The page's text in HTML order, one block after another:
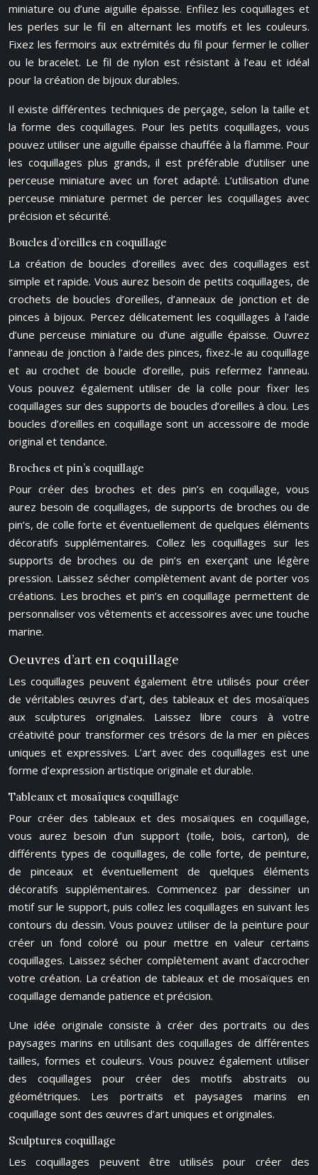
miniature ou d’une aiguille épaisse. Enfilez les coquillages et
les perles sur le fil en alternant les motifs et les couleurs.
Fixez les fermoirs aux extrémités du fil pour fermer le collier
ou le bracelet. Le fil de nylon est résistant à l’eau et idéal
pour la création de bijoux durables.
Il existe différentes techniques de perçage, selon la taille et
la forme des coquillages. Pour les petits coquillages, vous
pouvez utiliser une aiguille épaisse chauffée à la flamme. Pour
les coquillages plus grands, il est préférable d’utiliser une
perceuse miniature avec un foret adapté. L’utilisation d’une
perceuse miniature permet de percer les coquillages avec
précision et sécurité.
Boucles d’oreilles en coquillage
La création de boucles d’oreilles avec des coquillages est
simple et rapide. Vous aurez besoin de petits coquillages, de
crochets de boucles d’oreilles, d’anneaux de jonction et de
pinces à bijoux. Percez délicatement les coquillages à l’aide
d’une perceuse miniature ou d’une aiguille épaisse. Ouvrez
l’anneau de jonction à l’aide des pinces, fixez-le au coquillage
et au crochet de boucle d’oreille, puis refermez l’anneau.
Vous pouvez également utiliser de la colle pour fixer les
coquillages sur des supports de boucles d’oreilles à clou. Les
boucles d’oreilles en coquillage sont un accessoire de mode
original et tendance.
Broches et pin’s coquillage
Pour créer des broches et des pin’s en coquillage, vous
aurez besoin de coquillages, de supports de broches ou de
pin’s, de colle forte et éventuellement de quelques éléments
décoratifs supplémentaires. Collez les coquillages sur les
supports de broches ou de pin’s en exerçant une légère
pression. Laissez sécher complètement avant de porter vos
créations. Les broches et pin’s en coquillage permettent de
personnaliser vos vêtements et accessoires avec une touche
marine.
Oeuvres d’art en coquillage
Les coquillages peuvent également être utilisés pour créer
de véritables œuvres d’art, des tableaux et des mosaïques
aux sculptures originales. Laissez libre cours à votre
créativité pour transformer ces trésors de la mer en pièces
uniques et expressives. L’art avec des coquillages est une
forme d’expression artistique originale et durable.
Tableaux et mosaïques coquillage
Pour créer des tableaux et des mosaïques en coquillage,
vous aurez besoin d’un support (toile, bois, carton), de
différents types de coquillages, de colle forte, de peinture,
de pinceaux et éventuellement de quelques éléments
décoratifs supplémentaires. Commencez par dessiner un
motif sur le support, puis collez les coquillages en suivant les
contours du dessin. Vous pouvez utiliser de la peinture pour
créer un fond coloré ou pour mettre en valeur certains
coquillages. Laissez sécher complètement avant d’accrocher
votre création. La création de tableaux et de mosaïques en
coquillage demande patience et précision.
Une idée originale consiste à créer des portraits ou des
paysages marins en utilisant des coquillages de différentes
tailles, formes et couleurs. Vous pouvez également utiliser
des coquillages pour créer des motifs abstraits ou
géométriques. Les portraits et paysages marins en
coquillage sont des œuvres d’art uniques et originales.
Sculptures coquillage
Les coquillages peuvent être utilisés pour créer des